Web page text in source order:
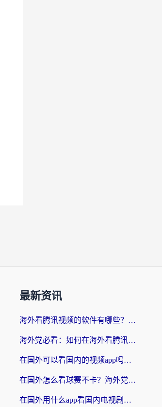
最新资讯
海外看腾讯视频的软件有哪些？2026实测有效，留学生都在用的回国加速器指南
海外党必看：如何在海外看腾讯体育？解决赛事直播地区限制的终极指南
在国外可以看国内的视频app吗知乎？海外党亲测有效的追剧加速方案
在国外怎么看球赛不卡？海外党专属体育直播自由指南
在国外用什么app看国内电视剧？3步解决版权限制+卡顿难题